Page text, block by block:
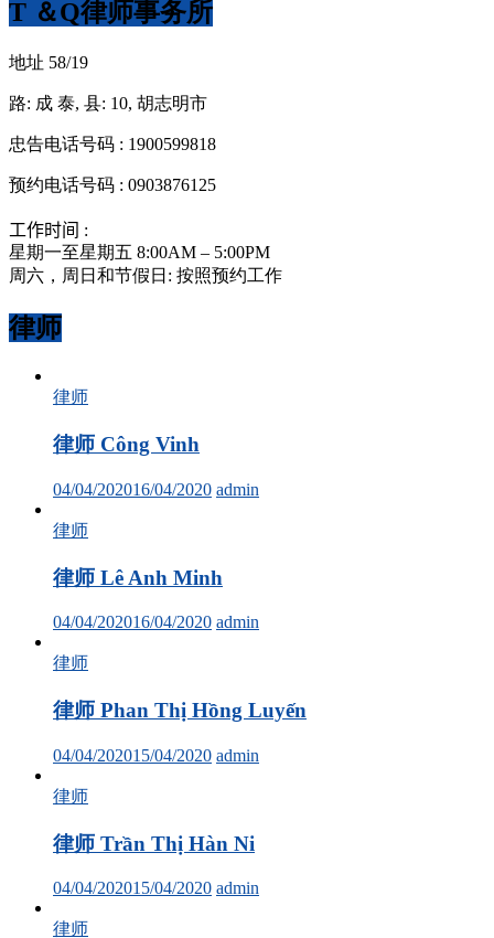
T ＆Q律师事务所
地址 58/19
路: 成 泰, 县: 10, 胡志明市
忠告电话号码 : 1900599818
预约电话号码 : 0903876125
工作时间 :
星期一至星期五 8:00AM – 5:00PM
周六，周日和节假日: 按照预约工作
律师
律师
律师 Công Vinh
04/04/202016/04/2020 admin
律师
律师 Lê Anh Minh
04/04/202016/04/2020 admin
律师
律师 Phan Thị Hồng Luyến
04/04/202015/04/2020 admin
律师
律师 Trần Thị Hàn Ni
04/04/202015/04/2020 admin
律师